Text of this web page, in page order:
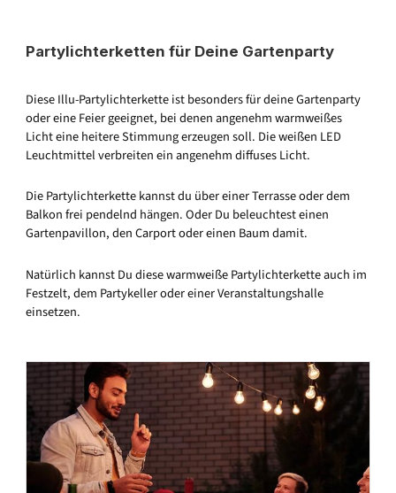
Partylichterketten für Deine Gartenparty
Diese Illu-Partylichterkette ist besonders für deine Gartenparty
oder eine Feier geeignet, bei denen angenehm warmweißes
Licht eine heitere Stimmung erzeugen soll. Die weißen LED
Leuchtmittel verbreiten ein angenehm diffuses Licht.
Die Partylichterkette kannst du über einer Terrasse oder dem
Balkon frei pendelnd hängen. Oder Du beleuchtest einen
Gartenpavillon, den Carport oder einen Baum damit.
Natürlich kannst Du diese warmweiße Partylichterkette auch im
Festzelt, dem Partykeller oder einer Veranstaltungshalle
einsetzen.